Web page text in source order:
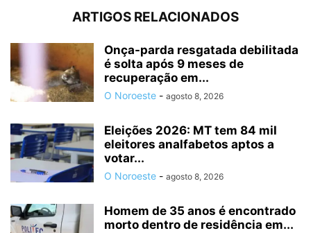
ARTIGOS RELACIONADOS
Onça-parda resgatada debilitada
é solta após 9 meses de
recuperação em...
O Noroeste - agosto 8, 2026
Eleições 2026: MT tem 84 mil
eleitores analfabetos aptos a
votar...
O Noroeste - agosto 8, 2026
Homem de 35 anos é encontrado
morto dentro de residência em...